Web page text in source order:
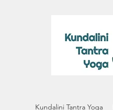
Kundalini Tantra Yoga